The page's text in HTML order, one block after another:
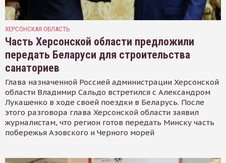
ХЕРСОНСКАЯ ОБЛАСТЬ
Часть Херсонской области предложили
передать Беларуси для строительства
санаториев
Глава назначенной Россией администрации Херсонской
области Владимир Сальдо встретился с Александром
Лукашенко в ходе своей поездки в Беларусь. После
этого разговора глава Херсонской области заявил
журналистам, что регион готов передать Минску часть
побережья Азовского и Черного морей